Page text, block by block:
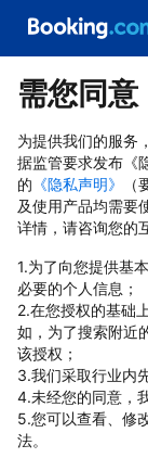
需您同意
为提供我们的服务
据监管要求发布《
的 《隐私声明》
及使用产品均需要
详情，请咨询您的
1.为了向您提供基
必要的个人信息；
2.在您授权的基础
如，为了搜索附近
该授权；
3.我们采取行业内
4.未经您的同意，
5.您可以查看、修
法。